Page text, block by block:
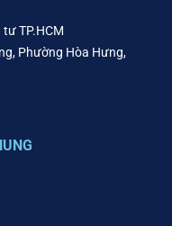
TP.HCM
Phường Hòa Hưng,